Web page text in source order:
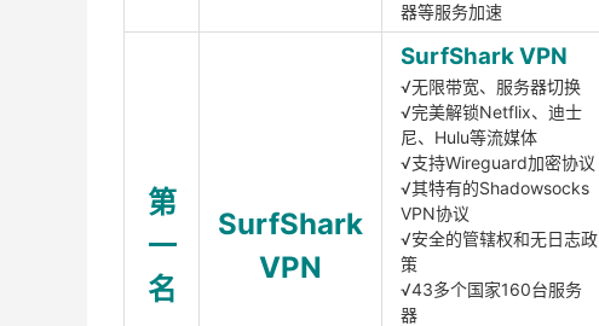
器等服务加速
第
一
名
SurfShark
VPN
SurfShark VPN
√无限带宽、服务器切换
√完美解锁Netflix、迪士
尼、Hulu等流媒体
√支持Wireguard加密协议
√其特有的Shadowsocks
VPN协议
√安全的管辖权和无日志政
策
√43多个国家160台服务
器